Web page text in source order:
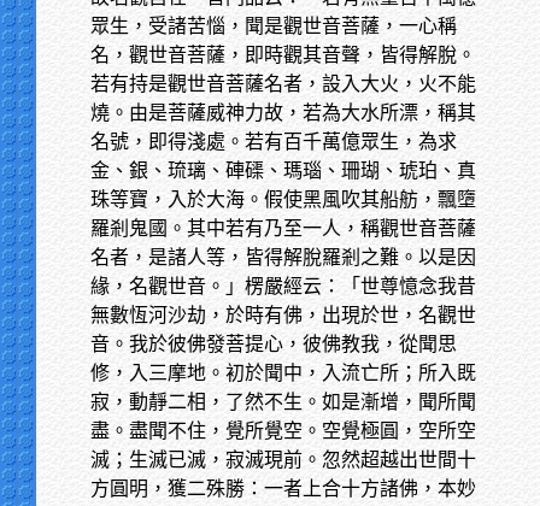
眾生，受諸苦惱，聞是觀世音菩薩，一心稱
名，觀世音菩薩，即時觀其音聲，皆得解脫。
若有持是觀世音菩薩名者，設入大火，火不能
燒。由是菩薩威神力故，若為大水所漂，稱其
名號，即得淺處。若有百千萬億眾生，為求
金、銀、琉璃、硨磲、瑪瑙、珊瑚、琥珀、真
珠等寶，入於大海。假使黑風吹其船舫，飄墮
羅剎鬼國。其中若有乃至一人，稱觀世音菩薩
名者，是諸人等，皆得解脫羅剎之難。以是因
緣，名觀世音。」楞嚴經云：「世尊憶念我昔
無數恆河沙劫，於時有佛，出現於世，名觀世
音。我於彼佛發菩提心，彼佛教我，從聞思
修，入三摩地。初於聞中，入流亡所；所入既
寂，動靜二相，了然不生。如是漸增，聞所聞
盡。盡聞不住，覺所覺空。空覺極圓，空所空
滅；生滅已滅，寂滅現前。忽然超越出世間十
方圓明，獲二殊勝：一者上合十方諸佛，本妙